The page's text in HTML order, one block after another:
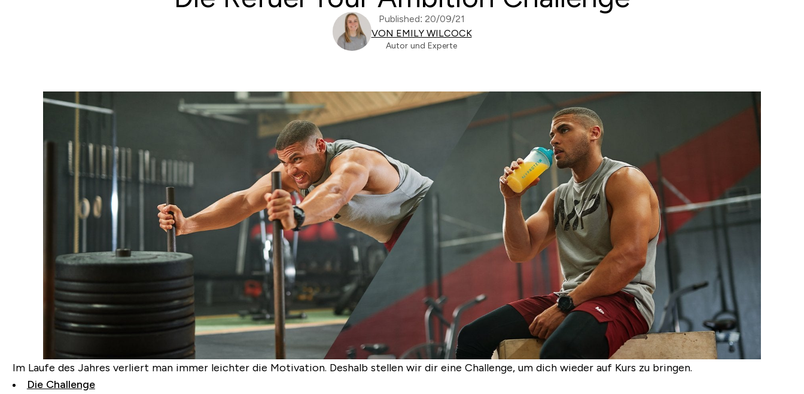
Published: 20/09/21
VON EMILY WILCOCK
Autor und Experte
Im Laufe des Jahres verliert man immer leichter die Motivation. Deshalb stellen wir dir eine Challenge, um dich wieder auf Kurs zu bringen.
Die Challenge